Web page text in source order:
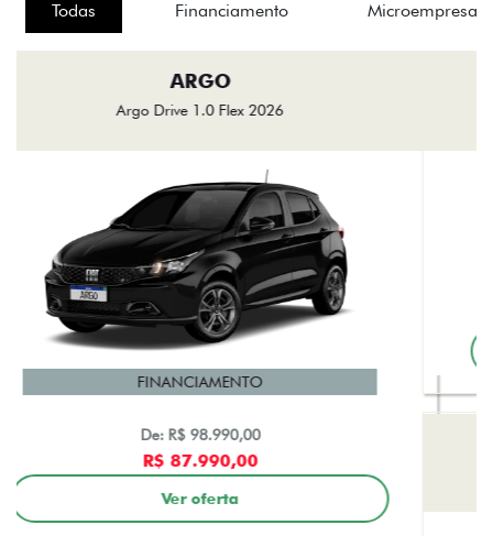
Todas Financiamento Microempresas
MOBI
Mobi Like 1.0 2027
FINANCIAMENTO
De: R$ 85.500,00
R$ 69.990,00
Ver oferta
MOBI
FINANCIAMENTO